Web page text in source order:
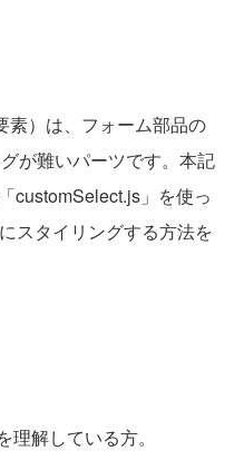
）は、フォーム部品の
が難いパーツです。本記
customSelect.js」を使っ
スタイリングする方法を
理解している方。